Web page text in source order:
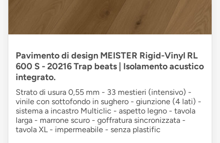
Pavimento di design MEISTER Rigid-Vinyl RL
600 S - 20216 Trap beats | Isolamento acustico
integrato.
Strato di usura 0,55 mm - 33 mestieri (intensivo) -
vinile con sottofondo in sughero - giunzione (4 lati) -
sistema a incastro Multiclic - aspetto legno - tavola
larga - marrone scuro - goffratura sincronizzata -
tavola XL - impermeabile - senza plastific